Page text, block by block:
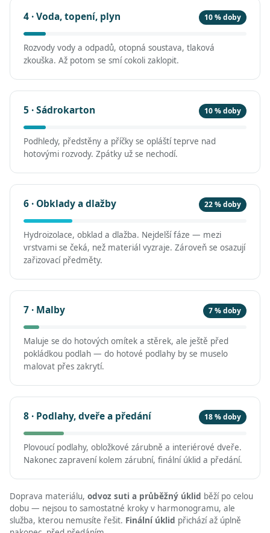
4 · Voda, topení, plyn 10 % doby
Rozvody vody a odpadů, otopná soustava, tlaková
zkouška. Až potom se smí cokoli zaklopit.
5 · Sádrokarton 10 % doby
Podhledy, předstěny a příčky se opláští teprve nad
hotovými rozvody. Zpátky už se nechodí.
6 · Obklady a dlažby 22 % doby
Hydroizolace, obklad a dlažba. Nejdelší fáze — mezi
vrstvami se čeká, než materiál vyzraje. Zároveň se osazují
zařizovací předměty.
7 · Malby 7 % doby
Maluje se do hotových omítek a stěrek, ale ještě před
pokládkou podlah — do hotové podlahy by se muselo
malovat přes zakrytí.
8 · Podlahy, dveře a předání 18 % doby
Plovoucí podlahy, obložkové zárubně a interiérové dveře.
Nakonec zapravení kolem zárubní, finální úklid a předání.
Doprava materiálu, odvoz suti a průběžný úklid běží po celou
dobu — nejsou to samostatné kroky v harmonogramu, ale
služba, kterou nemusíte řešit. Finální úklid přichází až úplně